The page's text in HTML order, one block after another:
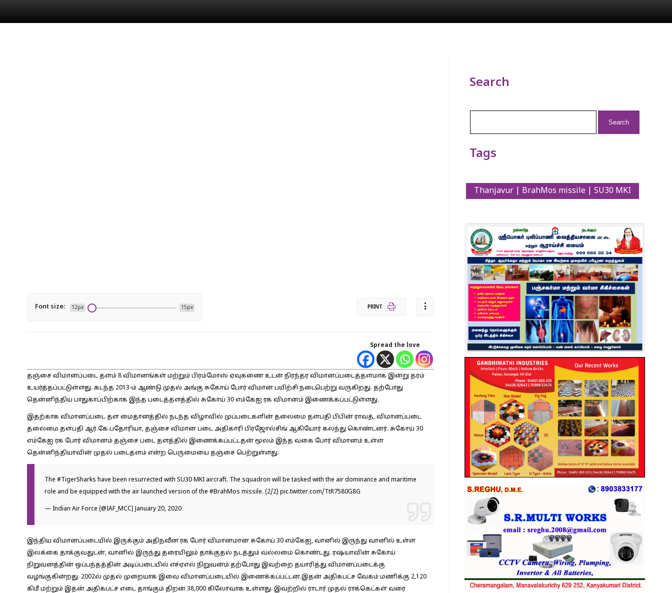
Font size: 12px 15px PRINT
Spread the love
தஞ்சை விமானப்படை தளம் 8 விமானங்கள் மற்றும் பிரம்மோஸ் ஏவுகணை உடன் நிரந்தர விமானப்படைத்தளமாக இன்று தரம்
உயர்த்தப்பட்டுள்ளது. கடந்த 2013-ம் ஆண்டு முதல் அங்கு சுகோய் போர் விமான பயிற்சி நடைபெற்று வருகிறது. தற்போது
தென்னிந்திய பாதுகாப்பிற்காக இந்த படைத்தளத்தில் சுகோய் 30 எம்கேஐ ரக விமானம் இணைக்கப்பட்டுள்ளது.
இதற்காக விமானப்படை தள மைதானத்தில் நடந்த விழாவில் முப்படைகளின் தலைமை தளபதி பிபின் ராவத், விமானப்படை
தலைமை தளபதி ஆர்.கே.பதோரியா, தஞ்சை விமான படை அதிகாரி பிரஜோல்சிங் ஆகியோர் கலந்து கொண்டனர். சுகோய் 30
எம்கேஐ ரக போர் விமானம் தஞ்சை படை தளத்தில் இணைக்கப்பட்டதன் மூலம் இந்த வகை போர் விமானம் உள்ள
தென்னிந்தியாவின் முதல் படைதளம் என்ற பெருமையை தஞ்சை பெற்றுள்ளது.
The #TigerSharks have been resurrected with SU30 MKI aircraft. The squadron will be tasked with the air dominance and maritime
role and be equipped with the air launched version of the #BrahMos missile. (2/2) pic.twitter.com/TtR7580G8G
— Indian Air Force (@IAF_MCC) January 20, 2020
இந்திய விமானப்படையில் இருக்கும் அதிநவீன ரக போர் விமானமான சுகோய் 30 எம்கேஐ, வானில் இருந்து வானில் உள்ள
இலக்கை தாக்குவதுடன், வானில் இருந்து தரையிலும் தாக்குதல் நடத்தும் வல்லமை கொண்டது. ரஷ்யாவின் சுகோய்
நிறுவனத்தின் ஒப்பந்தத்தின் அடிப்படையில் எச்ஏஎல் நிறுவனம் தற்போது இவற்றை தயாரித்து விமானப்படைக்கு
வழங்குகின்றது. 2002ல் முதல் முறையாக இவை விமானப்படையில் இணைக்கப்பட்டன.இதன் அதிகபட்ச வேகம் மணிக்கு 2,120
கிமீ மற்றும் இதன் அதிகபட்ச எடை தாங்கும் திறன் 38,000 கிலோவாக உள்ளது. இவற்றில் ராடார் முதல் ராக்கெட்கள் வரை
Search
Tags
Thanjavur | BrahMos missile | SU30 MKI